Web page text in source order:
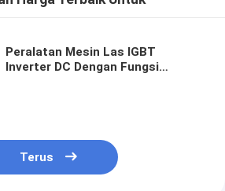
Peralatan Mesin Las IGBT
Inverter DC Dengan Fungsi
Terus